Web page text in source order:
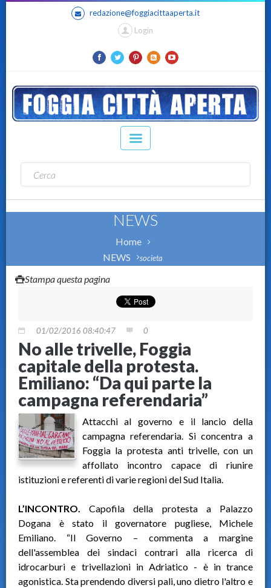
redazione@foggiacittaaperta.it
Login
NEWS
Home
NEWS
societa
Stampa questa pagina
01/02/2016 08:40:47 0
No alle trivelle, Foggia
capitale della protesta.
Emiliano: “Da qui parte la
campagna referendaria”
Attacchi al governo e il lancio della
campagna referendaria. Si concentra a
Foggia la protesta anti trivelle, con un
affollato incontro capace di riunire
istituzioni e referenti di varie regioni del Sud Italia.
L’INCONTRO. Capofila della protesta a Palazzo
Dogana è stato il governatore pugliese, Michele
Emiliano. “Il Governo – commenta a margine
dell'assemblea dei sindaci contrari alla ricerca di
idrocarburi e trivellazioni in Adriatico - è in trance
agonistica. Sta prendendo diversi pali, uno dietro l'altro e